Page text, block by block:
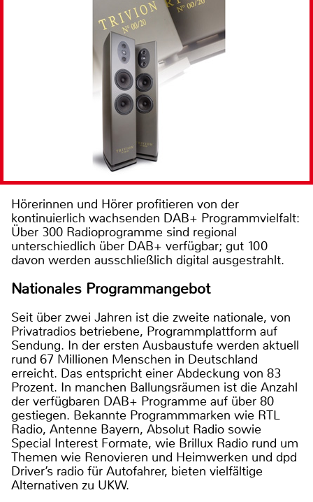
Hörerinnen und Hörer profitieren von der
kontinuierlich wachsenden DAB+ Programmvielfalt:
Über 300 Radioprogramme sind regional
unterschiedlich über DAB+ verfügbar; gut 100
davon werden ausschließlich digital ausgestrahlt.
Nationales Programmangebot
Seit über zwei Jahren ist die zweite nationale, von
Privatradios betriebene, Programmplattform auf
Sendung. In der ersten Ausbaustufe werden aktuell
rund 67 Millionen Menschen in Deutschland
erreicht. Das entspricht einer Abdeckung von 83
Prozent. In manchen Ballungsräumen ist die Anzahl
der verfügbaren DAB+ Programme auf über 80
gestiegen. Bekannte Programmmarken wie RTL
Radio, Antenne Bayern, Absolut Radio sowie
Special Interest Formate, wie Brillux Radio rund um
Themen wie Renovieren und Heimwerken und dpd
Driver’s radio für Autofahrer, bieten vielfältige
Alternativen zu UKW.